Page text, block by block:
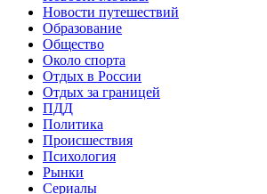
Новости путешествий
Образование
Общество
Около спорта
Отдых в России
Отдых за границей
ПДД
Политика
Происшествия
Психология
Рынки
Сериалы